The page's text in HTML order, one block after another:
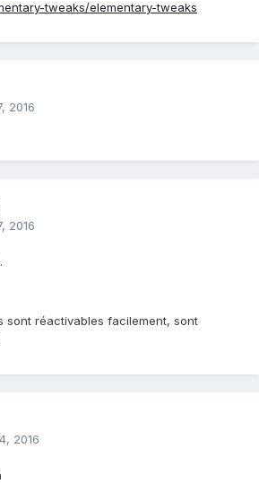
tweaks/elementary-tweaks
2016
2016
sont réactivables facilement, sont
2016